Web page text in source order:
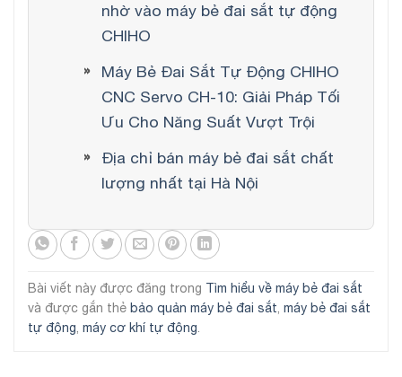
nhờ vào máy bẻ đai sắt tự động
CHIHO
Máy Bẻ Đai Sắt Tự Động CHIHO
CNC Servo CH-10: Giải Pháp Tối
Ưu Cho Năng Suất Vượt Trội
Địa chỉ bán máy bẻ đai sắt chất
lượng nhất tại Hà Nội
Bài viết này được đăng trong Tìm hiểu về máy bẻ đai sắt
và được gắn thẻ bảo quản máy bẻ đai sắt, máy bẻ đai sắt
tự động, máy cơ khí tự động.